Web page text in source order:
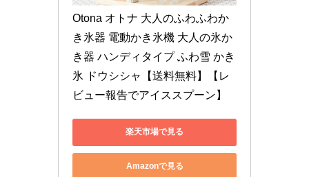
Otona オトナ 大人のふわふわか
き氷器 電動かき氷機 大人の氷か
き器 ハンディタイプ ふわ雪 かき
氷 ドウシシャ【送料無料】【レ
ビュー報告でアイススプーン】
楽天市場で見る
Amazonで見る